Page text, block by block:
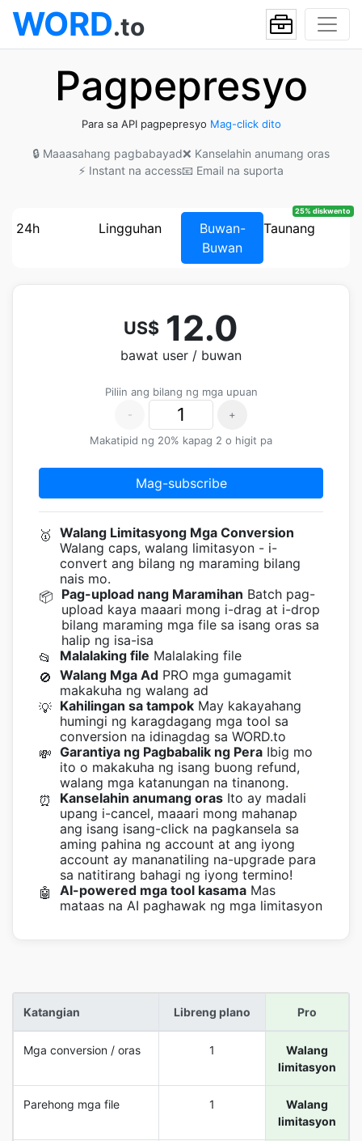
WORD.to
Pagpepresyo
Para sa API pagpepresyo Mag-click dito
🔒 Maaasahang pagbabayad❌ Kanselahin anumang oras
⚡ Instant na access📧 Email na suporta
24h Lingguhan
Buwan-
Buwan
Taunang
25% diskwento
US$ 12.0
bawat user / buwan
Piliin ang bilang ng mga upuan
-
+
Makatipid ng 20% kapag 2 o higit pa
Mag-subscribe
🥇 Walang Limitasyong Mga Conversion
Walang caps, walang limitasyon - i-
convert ang bilang ng maraming bilang
nais mo.
📦 Pag-upload nang Maramihan Batch pag-
upload kaya maaari mong i-drag at i-drop
bilang maraming mga file sa isang oras sa
halip ng isa-isa
📂
Malalaking file Malalaking file
🚫 Walang Mga Ad PRO mga gumagamit
makakuha ng walang ad
💡 Kahilingan sa tampok May kakayahang
humingi ng karagdagang mga tool sa
conversion na idinagdag sa WORD.to
💸 Garantiya ng Pagbabalik ng Pera Ibig mo
ito o makakuha ng isang buong refund,
walang mga katanungan na tinanong.
⏰
Kanselahin anumang oras Ito ay madali
upang i-cancel, maaari mong mahanap
ang isang isang-click na pagkansela sa
aming pahina ng account at ang iyong
account ay mananatiling na-upgrade para
sa natitirang bahagi ng iyong termino!
🤖
AI-powered mga tool kasama Mas
mataas na AI paghawak ng mga limitasyon
Katangian Libreng plano Pro
Mga conversion / oras 1
Walang
limitasyon
Parehong mga file 1
Walang
limitasyon